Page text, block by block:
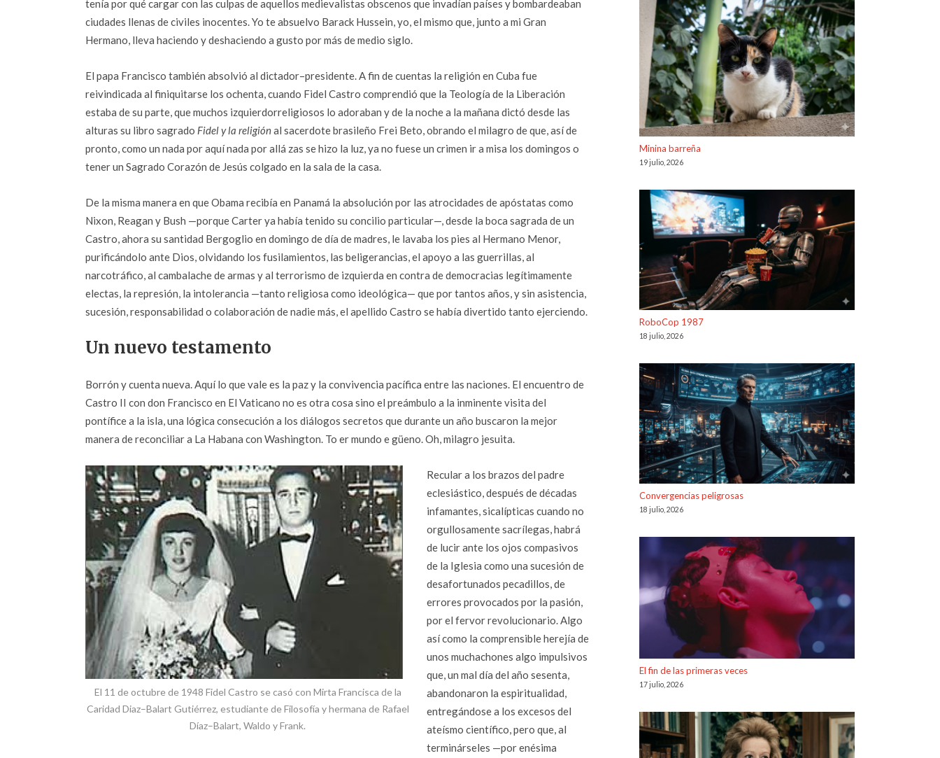
tenía por qué cargar con las culpas de aquellos medievalistas obscenos que invadían países y bombardeaban
ciudades llenas de civiles inocentes. Yo te absuelvo Barack Hussein, yo, el mismo que, junto a mi Gran
Hermano, lleva haciendo y deshaciendo a gusto por más de medio siglo.
El papa Francisco también absolvió al dictador–presidente. A fin de cuentas la religión en Cuba fue
reivindicada al finiquitarse los ochenta, cuando Fidel Castro comprendió que la Teología de la Liberación
estaba de su parte, que muchos izquierdorreligiosos lo adoraban y de la noche a la mañana dictó desde las
alturas su libro sagrado Fidel y la religiónal sacerdote brasileño Frei Beto, obrando el milagro de que, así de
pronto, como un nada por aquí nada por allá zas se hizo la luz, ya no fuese un crimen ir a misa los domingos o
tener un Sagrado Corazón de Jesús colgado en la sala de la casa.
De la misma manera en que Obama recibía en Panamá la absolución por las atrocidades de apóstatas como
Nixon, Reagan y Bush —porque Carter ya había tenido su concilio particular—, desde la boca sagrada de un
Castro, ahora su santidad Bergoglio en domingo de día de madres, le lavaba los pies al Hermano Menor,
purificándolo ante Dios, olvidando los fusilamientos, las beligerancias, el apoyo a las guerrillas, al
narcotráfico, al cambalache de armas y al terrorismo de izquierda en contra de democracias legítimamente
electas, la represión, la intolerancia —tanto religiosa como ideológica— que por tantos años, y sin asistencia,
sucesión, responsabilidad o colaboración de nadie más, el apellido Castro se había divertido tanto ejerciendo.
Un nuevo testamento
Borrón y cuenta nueva. Aquí lo que vale es la paz y la convivencia pacífica entre las naciones. El encuentro de
Castro II con don Francisco en El Vaticano no es otra cosa sino el preámbulo a la inminente visita del
pontífice a la isla, una lógica consecución a los diálogos secretos que durante un año buscaron la mejor
manera de reconciliar a La Habana con Washington. To er mundo e güeno. Oh, milagro jesuita.
El 11 de octubre de 1948 Fidel Castro se casó con Mirta Francisca de la
Caridad Diaz–Balart Gutiérrez, estudiante de Filosofía y hermana de Rafael
Díaz–Balart, Waldo y Frank.
Recular a los brazos del padre
eclesiástico, después de décadas
infamantes, sicalípticas cuando no
orgullosamente sacrílegas, habrá
de lucir ante los ojos compasivos
de la Iglesia como una sucesión de
desafortunados pecadillos, de
errores provocados por la pasión,
por el fervor revolucionario. Algo
así como la comprensible herejía de
unos muchachones algo impulsivos
que, un mal día del año sesenta,
abandonaron la espiritualidad,
entregándose a los excesos del
ateísmo científico, pero que, al
terminárseles —por enésima
Minina barreña
19 julio, 2026
RoboCop 1987
18 julio, 2026
Convergencias peligrosas
18 julio, 2026
El fin de las primeras veces
17 julio, 2026